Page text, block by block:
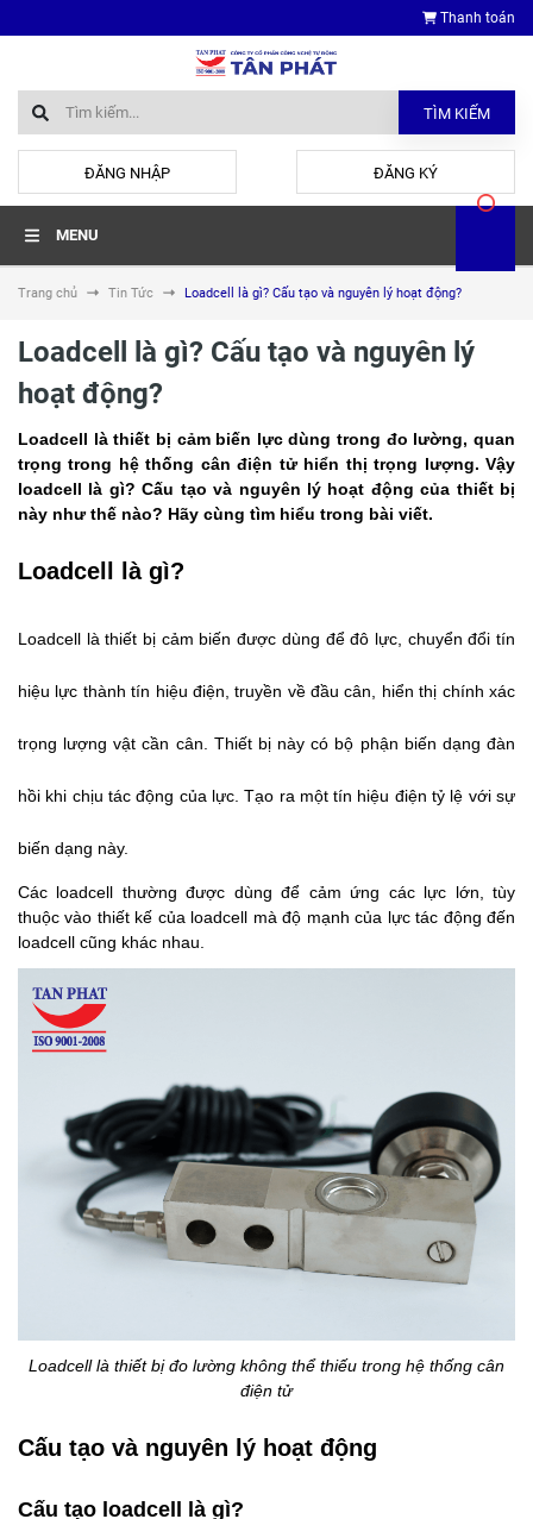
Thanh toán
TÌM KIẾM
ĐĂNG NHẬP ĐĂNG KÝ
MENU
Trang chủ Tin Tức Loadcell là gì? Cấu tạo và nguyên lý hoạt động?
Loadcell là gì? Cấu tạo và nguyên lý
hoạt động?
Loadcell là thiết bị cảm biến lực dùng trong đo lường, quan
trọng trong hệ thống cân điện tử hiển thị trọng lượng. Vậy
loadcell là gì? Cấu tạo và nguyên lý hoạt động của thiết bị
này như thế nào? Hãy cùng tìm hiểu trong bài viết.
Loadcell là gì?
Loadcell là thiết bị cảm biến được dùng để đô lực, chuyển đổi tín
hiệu lực thành tín hiệu điện, truyền về đầu cân, hiển thị chính xác
trọng lượng vật cần cân. Thiết bị này có bộ phận biến dạng đàn
hồi khi chịu tác động của lực. Tạo ra một tín hiệu điện tỷ lệ với sự
biến dạng này.
Các loadcell thường được dùng để cảm ứng các lực lớn, tùy
thuộc vào thiết kế của loadcell mà độ mạnh của lực tác động đến
loadcell cũng khác nhau.
Loadcell là thiết bị đo lường không thể thiếu trong hệ thống cân
điện tử
Cấu tạo và nguyên lý hoạt động
Cấu tạo loadcell là gì?